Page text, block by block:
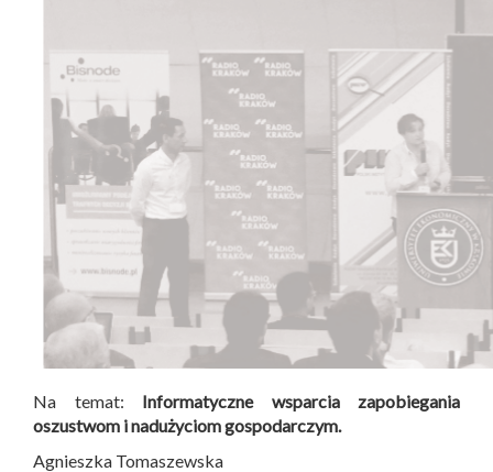
Na temat: Informatyczne wsparcia zapobiegania
oszustwom i nadużyciom gospodarczym.
Agnieszka Tomaszewska